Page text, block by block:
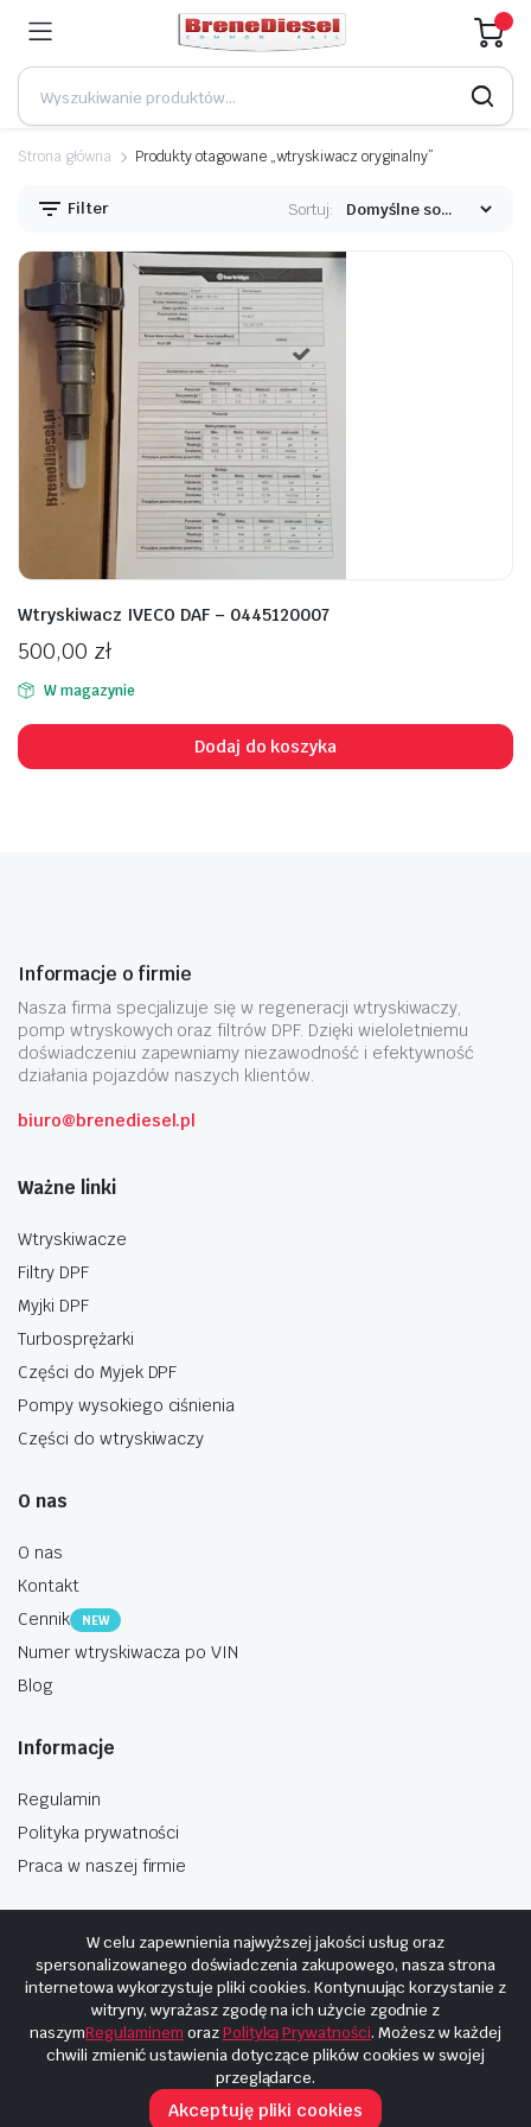
Strona główna Produkty otagowane „wtryskiwacz oryginalny”
Filter Sortuj:
Wtryskiwacz IVECO DAF – 0445120007
500,00 zł
W magazynie
Dodaj do koszyka
Informacje o firmie
Nasza firma specjalizuje się w regeneracji wtryskiwaczy,
pomp wtryskowych oraz filtrów DPF. Dzięki wieloletniemu
doświadczeniu zapewniamy niezawodność i efektywność
działania pojazdów naszych klientów.
biuro@brenediesel.pl
Ważne linki
Wtryskiwacze
Filtry DPF
Myjki DPF
Turbosprężarki
Części do Myjek DPF
Pompy wysokiego ciśnienia
Części do wtryskiwaczy
O nas
O nas
Kontakt
Cennik
NEW
Numer wtryskiwacza po VIN
Blog
Informacje
Regulamin
Polityka prywatności
Praca w naszej firmie
Copyright © 2025 Hosting i budowa Cyberplaneta.pl
W celu zapewnienia najwyższej jakości usług oraz
spersonalizowanego doświadczenia zakupowego, nasza strona
internetowa wykorzystuje pliki cookies. Kontynuując korzystanie z
witryny, wyrażasz zgodę na ich użycie zgodnie z
naszymRegulaminem orazPolityką Prywatności. Możesz w każdej
chwili zmienić ustawienia dotyczące plików cookies w swojej
przeglądarce.
Akceptuję pliki cookies